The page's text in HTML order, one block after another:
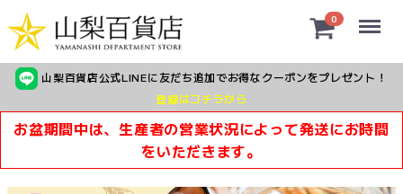
0 Menu
山梨百貨店公式LINEに友だち追加でお得なクーポンをプレゼント！
登録はコチラから
お盆期間中は、生産者の営業状況によって発送にお時間
をいただきます。